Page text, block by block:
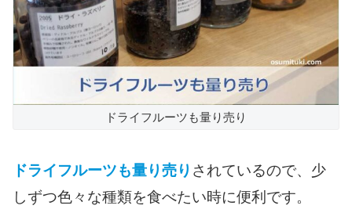
ドライフルーツも量り売り
ドライフルーツも量り売り されているので、少
しずつ色々な種類を食べたい時に便利です。